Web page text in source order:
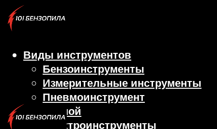
Виды инструментов
Бензоинструменты
Измерительные инструменты
Пневмоинструмент
Ручной
Электроинструменты